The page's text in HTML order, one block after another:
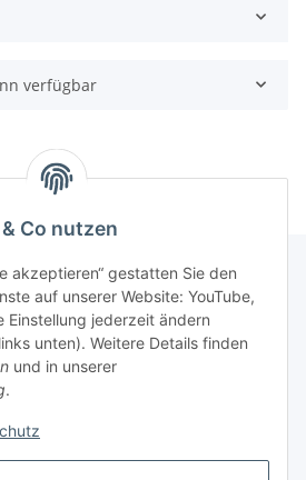
Co nutzen
akzeptieren“ gestatten Sie den
auf unserer Website: YouTube,
Einstellung jederzeit ändern
unten). Weitere Details finden
und in unserer
.
verfügbar
widerrufen